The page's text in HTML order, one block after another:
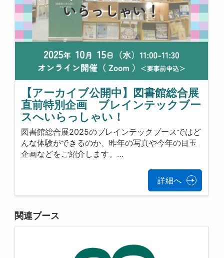
【アーカイブ公開中】図書館総合展
直前特別企画 ブレインテックブー
スへいらっしゃい！
図書館総合展2025のブレインテックブースではど
んな体験ができるのか、昨年の写真や今年の目玉
企画などをご紹介します。…
詳細へ
関連ブース